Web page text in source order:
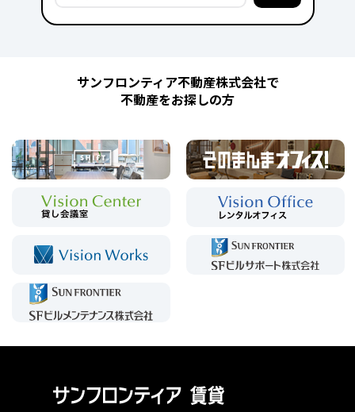
サンフロンティア不動産株式会社で
不動産をお探しの方